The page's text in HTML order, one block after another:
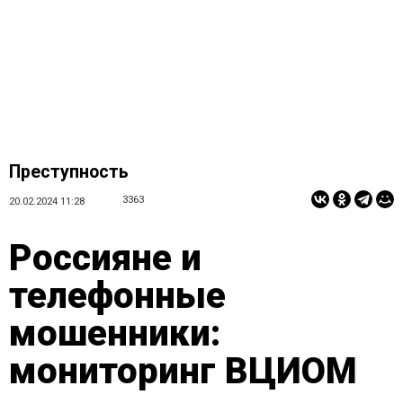
Преступность
20.02.2024 11:28 3363
Россияне и
телефонные
мошенники:
мониторинг ВЦИОМ